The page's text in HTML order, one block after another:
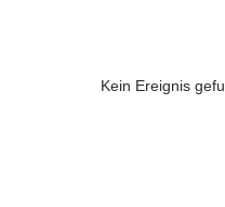
Kein Ereignis